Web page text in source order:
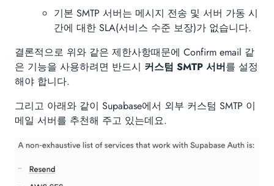
기본 SMTP 서버는 메시지 전송 및 서버 가동 시
간에 대한 SLA(서비스 수준 보장)가 없습니다.
결론적으로 위와 같은 제한사항때문에 Confirm email 같
은 기능을 사용하려면 반드시 커스텀 SMTP 서버를 설정
해야 합니다.
그리고 아래와 같이 Supabase에서 외부 커스텀 SMTP 이
메일 서버를 추천해 주고 있는데요.